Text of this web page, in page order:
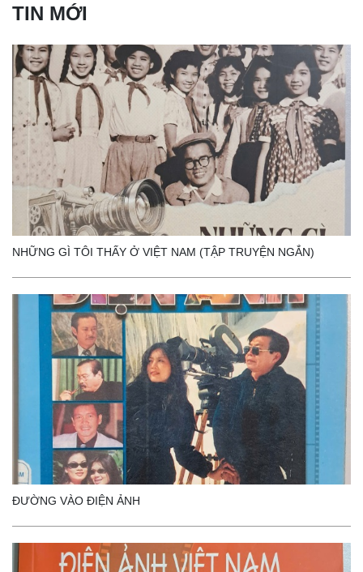
TIN MỚI
NHỮNG GÌ TÔI THẤY Ở VIỆT NAM (TẬP TRUYỆN NGẮN)
ĐƯỜNG VÀO ĐIỆN ẢNH